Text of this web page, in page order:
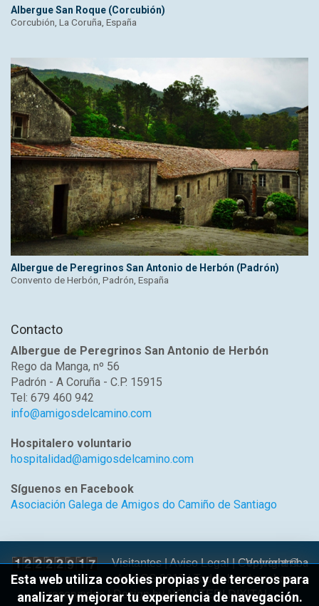
Albergue San Roque (Corcubión)
Corcubión, La Coruña, España
Albergue de Peregrinos San Antonio de Herbón (Padrón)
Convento de Herbón, Padrón, España
Contacto
Albergue de Peregrinos San Antonio de Herbón
Rego da Manga, nº 56
Padrón - A Coruña - C.P. 15915
Tel: 679 460 942
info@amigosdelcamino.com
Hospitalero voluntario
hospitalidad@amigosdelcamino.com
Síguenos en Facebook
Asociación Galega de Amigos do Camiño de Santiago
Volver arriba
Visitantes |Aviso Legal| Copyright ©
AGACS 2017 | Todos los derechos
reservados | Design byNOVATEDI DIXITAL
Esta web utiliza cookies propias y de terceros para
analizar y mejorar tu experiencia de navegación.